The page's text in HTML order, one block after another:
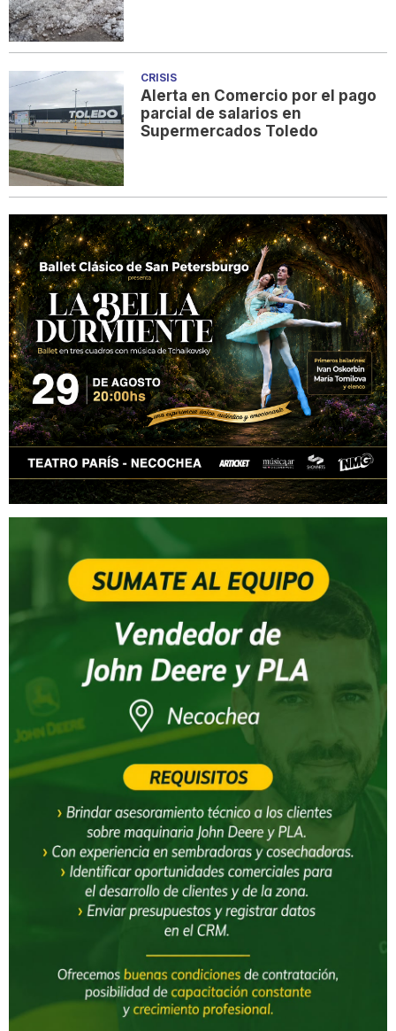
CRISIS
Alerta en Comercio por el pago
parcial de salarios en
Supermercados Toledo